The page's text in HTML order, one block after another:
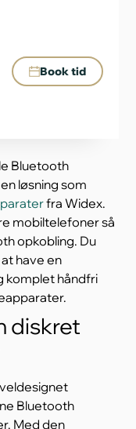
Book tid
Bluetooth
løsning som
fra Widex.
mobiltelefoner så
opkobling. Du
have en
komplet håndfri
diskret
Bluetooth
Med den